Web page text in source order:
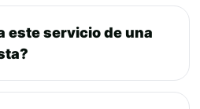
este servicio de una